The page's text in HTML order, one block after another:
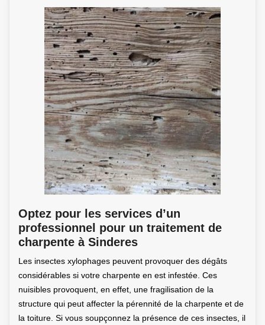
Optez pour les services d’un
professionnel pour un traitement de
charpente à Sinderes
Les insectes xylophages peuvent provoquer des dégâts
considérables si votre charpente en est infestée. Ces
nuisibles provoquent, en effet, une fragilisation de la
structure qui peut affecter la pérennité de la charpente et de
la toiture. Si vous soupçonnez la présence de ces insectes, il